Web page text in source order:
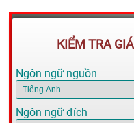
KIỂM TRA
Ngôn ngữ nguồn
Ngôn ngữ đích